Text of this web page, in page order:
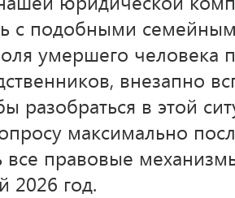
с подобными
умершего человека
внезапно
разобраться в этой
максимально
все правовые
2026 год.